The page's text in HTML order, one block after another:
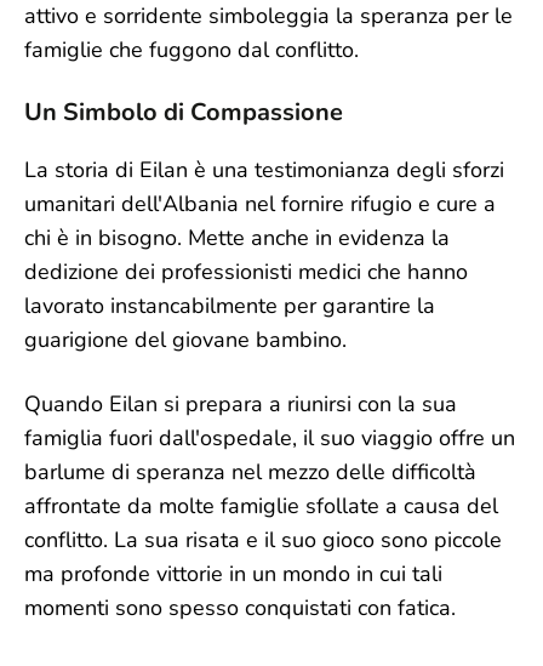
attivo e sorridente simboleggia la speranza per le
famiglie che fuggono dal conflitto.
Un Simbolo di Compassione
La storia di Eilan è una testimonianza degli sforzi
umanitari dell'Albania nel fornire rifugio e cure a
chi è in bisogno. Mette anche in evidenza la
dedizione dei professionisti medici che hanno
lavorato instancabilmente per garantire la
guarigione del giovane bambino.
Quando Eilan si prepara a riunirsi con la sua
famiglia fuori dall'ospedale, il suo viaggio offre un
barlume di speranza nel mezzo delle difficoltà
affrontate da molte famiglie sfollate a causa del
conflitto. La sua risata e il suo gioco sono piccole
ma profonde vittorie in un mondo in cui tali
momenti sono spesso conquistati con fatica.